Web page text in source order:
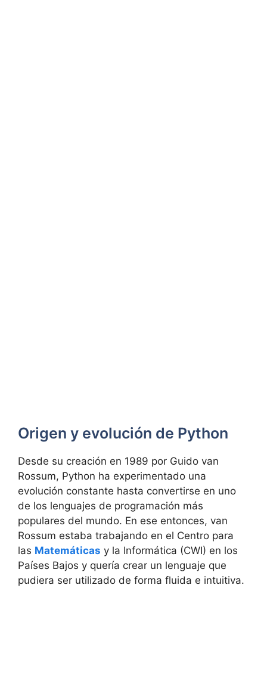
Origen y evolución de Python
Desde su creación en 1989 por Guido van
Rossum, Python ha experimentado una
evolución constante hasta convertirse en uno
de los lenguajes de programación más
populares del mundo. En ese entonces, van
Rossum estaba trabajando en el Centro para
las Matemáticas y la Informática (CWI) en los
Países Bajos y quería crear un lenguaje que
pudiera ser utilizado de forma fluida e intuitiva.